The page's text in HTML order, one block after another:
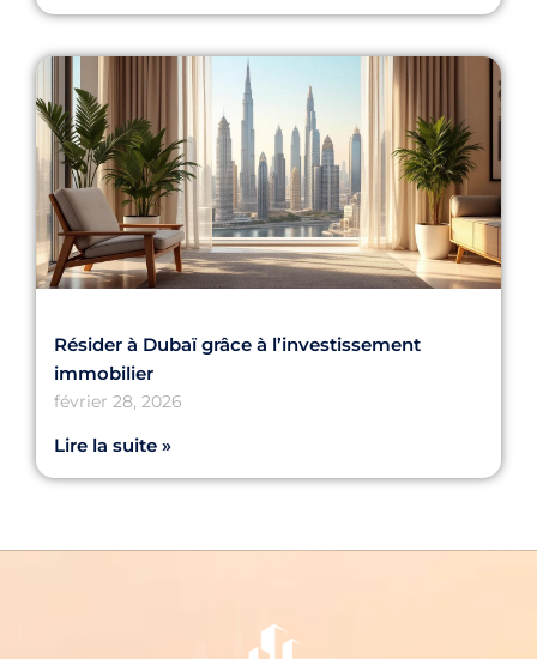
Résider à Dubaï grâce à l’investissement
immobilier
février 28, 2026
Lire la suite »